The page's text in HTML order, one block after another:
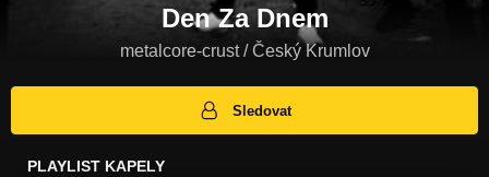
Den Za Dnem
metalcore-crust / Český Krumlov
Sledovat
PLAYLIST KAPELY